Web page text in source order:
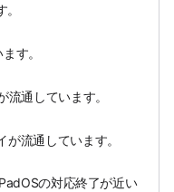
す。
通しています。
流通しています。
の対応終了が近い